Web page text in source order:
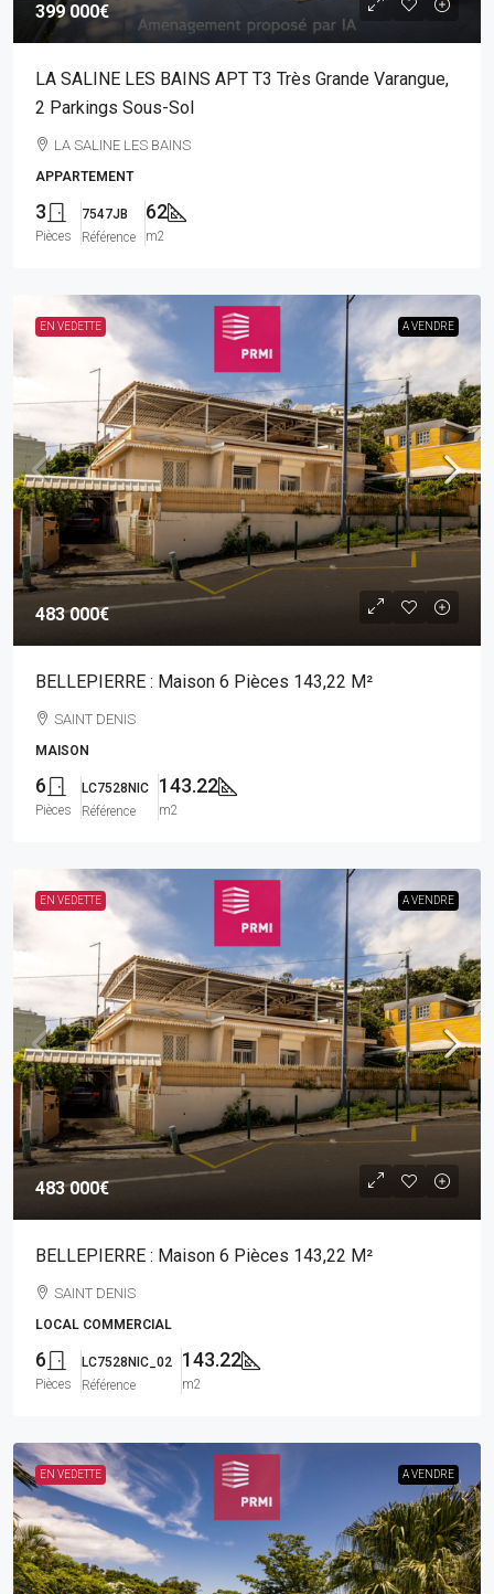
399 000€
LA SALINE LES BAINS APT T3 Très Grande Varangue,
2 Parkings Sous-Sol
LA SALINE LES BAINS
APPARTEMENT
3
Pièces
7547JB
Référence
62
m2
EN VEDETTE A VENDRE
483 000€
BELLEPIERRE : Maison 6 Pièces 143,22 M²
SAINT DENIS
MAISON
6
Pièces
LC7528NIC
Référence
143.22
m2
EN VEDETTE A VENDRE
483 000€
BELLEPIERRE : Maison 6 Pièces 143,22 M²
SAINT DENIS
LOCAL COMMERCIAL
6
Pièces
LC7528NIC_02
Référence
143.22
m2
EN VEDETTE A VENDRE